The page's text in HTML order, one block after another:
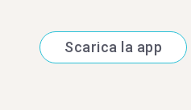
Scarica la app